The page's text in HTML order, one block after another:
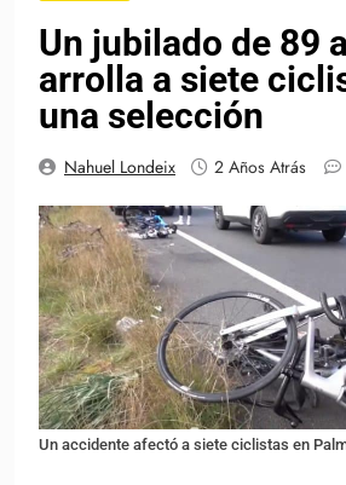
Un jubilado de 89
arrolla a siete
una selección
Nahuel Londeix 2 Años Atrás
Un accidente afectó a siete ciclistas en